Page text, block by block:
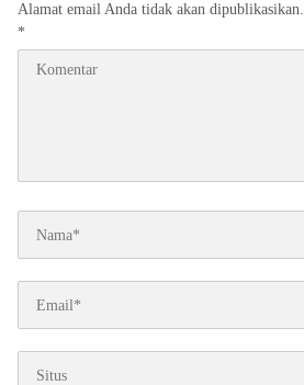
Alamat email Anda tidak akan dipublikasikan.
*